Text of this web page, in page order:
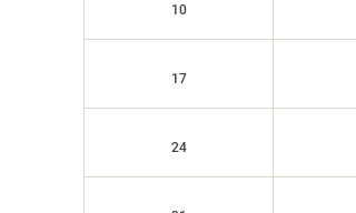
10
17
24